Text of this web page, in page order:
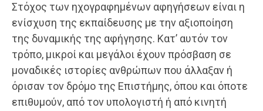
Στόχος των ηχογραφημένων αφηγήσεων είναι η
ενίσχυση της εκπαίδευσης με την αξιοποίηση
της δυναμικής της αφήγησης. Κατ’ αυτόν τον
τρόπο, μικροί και μεγάλοι έχουν πρόσβαση σε
μοναδικές ιστορίες ανθρώπων που άλλαξαν ή
όρισαν τον δρόμο της Επιστήμης, όπου και όποτε
επιθυμούν, από τον υπολογιστή ή από κινητή